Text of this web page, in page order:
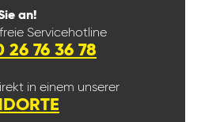
an!
Servicehotline
26 76 36 78
in einem unserer